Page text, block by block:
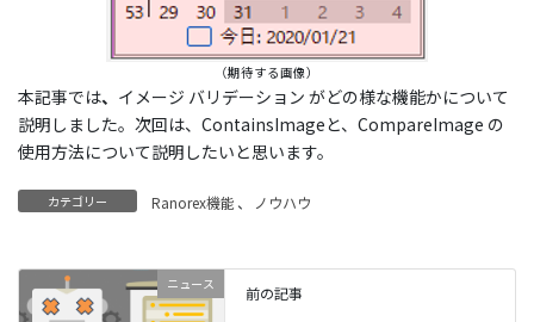
（期待する画像）
本記事では、 イメージ バリデーション がどの様な機能かについて
説明しました。次回は、ContainsImageと、CompareImage の
使用方法について説明したいと思います。
カテゴリー Ranorex機能 、 ノウハウ
ニュース 前の記事